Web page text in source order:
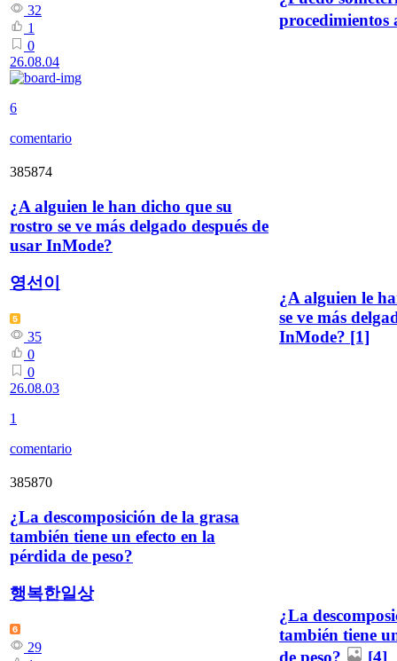
32
1
0
26.08.04
6
comentario
procedimientos
385874
¿A alguien le han dicho que su
rostro se ve más delgado después de
usar InMode?
영선이
35
0
0
26.08.03
1
comentario
¿A alguien le
se ve más
InMode? [1]
385870
¿La descomposición de la grasa
también tiene un efecto en la
pérdida de peso?
행복한일상
29
¿La
también tiene
de peso?
[4]